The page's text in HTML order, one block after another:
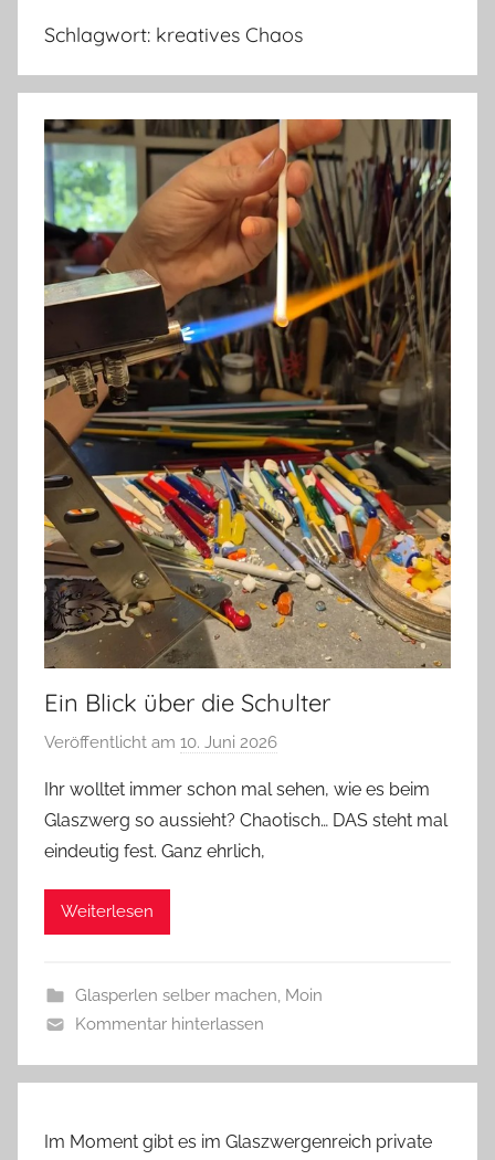
Schlagwort: kreatives Chaos
Ein Blick über die Schulter
Veröffentlicht am 10. Juni 2026
n
G
e
Ihr wolltet immer schon mal sehen, wie es beim
Glaszwerg so aussieht? Chaotisch… DAS steht mal
eindeutig fest. Ganz ehrlich,
Weiterlesen
Glasperlen selber machen, Moin
Kommentar hinterlassen
Im Moment gibt es im Glaszwergenreich private